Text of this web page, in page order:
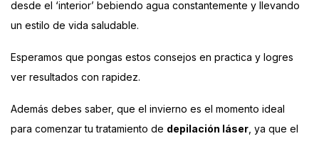
desde el ‘interior’ bebiendo agua constantemente y llevando
un estilo de vida saludable.
Esperamos que pongas estos consejos en practica y logres
ver resultados con rapidez.
Además debes saber, que el invierno es el momento ideal
para comenzar tu tratamiento de depilación láser , ya que el